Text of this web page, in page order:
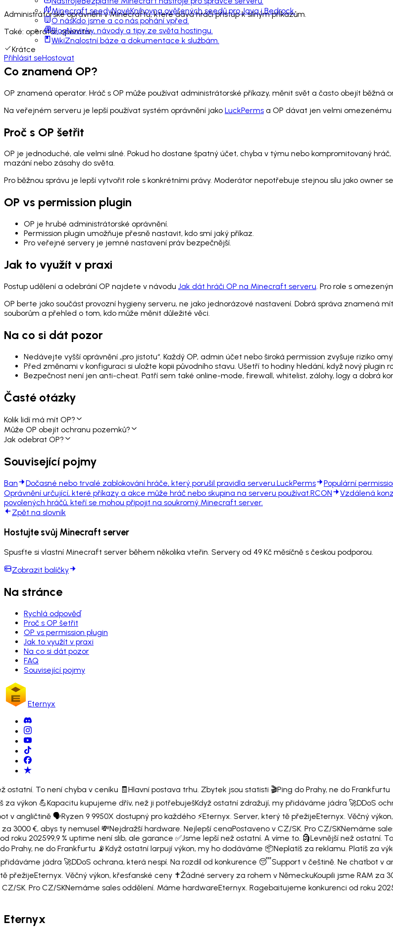
Minecraft seedyNovéKnihovna ověřených seedů pro Java i Bedrock.
O násKdo jsme a co nás pohání vpřed.
BlogNovinky, návody a tipy ze světa hostingu.
WikiZnalostní báze a dokumentace k službám.
Přihlásit seHostovat
Administrátorské oprávnění v Minecraftu, které dává hráči přístup k silným příkazům.
Také: operator, operátor
Krátce
Co znamená OP?
OP znamená operator. Hráč s OP může používat administrátorské příkazy, měnit svět a často obejít běžná
Na veřejném serveru je lepší používat systém oprávnění jako LuckPerms a OP dávat jen velmi omezenému
Proč s OP šetřit
OP je jednoduché, ale velmi silné. Pokud ho dostane špatný účet, chyba v týmu nebo kompromitovaný
mazání nebo zásahy do světa.
Pro běžnou správu je lepší vytvořit role s konkrétními právy. Moderátor nepotřebuje stejnou sílu jako owner
OP vs permission plugin
OP je hrubé administrátorské oprávnění.
Permission plugin umožňuje přesně nastavit, kdo smí jaký příkaz.
Pro veřejné servery je jemné nastavení práv bezpečnější.
Jak to využít v praxi
Postup udělení a odebrání OP najdete v návodu Jak dát hráči OP na Minecraft serveru. Pro role s
OP berte jako součást provozní hygieny serveru, ne jako jednorázové nastavení. Dobrá správa znamená
souborům a přehled o tom, kdo může měnit důležité věci.
Na co si dát pozor
Nedávejte vyšší oprávnění „pro jistotu“. Každý OP, admin účet nebo široká permission zvyšuje riziko
Před změnami v konfiguraci si uložte kopii původního stavu. Ušetří to hodiny hledání, když nový plugin
Bezpečnost není jen anti-cheat. Patří sem také online-mode, firewall, whitelist, zálohy, logy a dobrá
Časté otázky
Kolik lidí má mít OP?
Může OP obejít ochranu pozemků?
Jak odebrat OP?
Související pojmy
Ban Dočasné nebo trvalé zablokování hráče, který porušil pravidla serveru.LuckPerms Populární
Oprávnění určující, které příkazy a akce může hráč nebo skupina na serveru používat.RCON Vzdálená
povolených hráčů, kteří se mohou připojit na soukromý Minecraft server.
Zpět na slovník
Hostujte svůj Minecraft server
Spusťte si vlastní Minecraft server během několika vteřin. Servery od 49 Kč měsíčně s českou podporou.
Zobrazit balíčky
Na stránce
Rychlá odpověď
Proč s OP šetřit
OP vs permission plugin
Jak to využít v praxi
Na co si dát pozor
FAQ
Související pojmy
Eternyx
ostatní. To není chyba v ceníku 🧾Hlavní postava trhu. Zbytek jsou statisti 🎬Ping do Prahy, ne do Frankfurtu
za výkon 💪Kapacitu kupujeme dřív, než ji potřebuješKdyž ostatní zdražují, my přidáváme jádra 🚀DDoS
v angličtině 🗣️Ryzen 9 9950X dostupný pro každého ⚡Eternyx. Server, který tě přežijeEternyx. Věčný
3000 €, abys ty nemusel 💸Nejdražší hardware. Nejlepší cenaPostaveno v CZ/SK. Pro CZ/SKNemáme
roku 202599,9 % uptime není slib, ale garance ✅Jsme lepší než ostatní. A víme to. 🗿Levnější než ostatní.
Prahy, ne do Frankfurtu 📡Když ostatní larpují výkon, my ho dodáváme 📦Neplatíš za reklamu. Platíš za
jádra 🚀DDoS ochrana, která nespí. Na rozdíl od konkurence 😴Support v češtině. Ne chatbot v
přežijeEternyx. Věčný výkon, křesťanské ceny ✝️Žádné servery za rohem v NěmeckuKoupili jsme RAM za
SK. Pro CZ/SKNemáme sales oddělení. Máme hardwareEternyx. Ragebaitujeme konkurenci od roku 2025
Eternyx